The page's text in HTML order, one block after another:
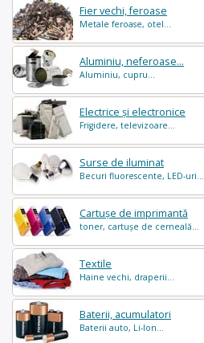
Fier vechi, feroase
Metale feroase, otel...
Aluminiu, neferoase...
Aluminiu, cupru...
Electrice și electronice
Frigidere, televizoare...
Surse de iluminat
Becuri fluorescente, LED-uri...
Cartușe de imprimantă
toner, cartușe de cerneală...
Textile
Haine vechi, draperii...
Baterii, acumulatori
Baterii auto, Li-Ion...